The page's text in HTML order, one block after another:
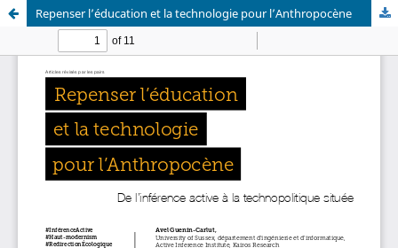
Repenser l’éducation et la technologie pour l’Anthropocène